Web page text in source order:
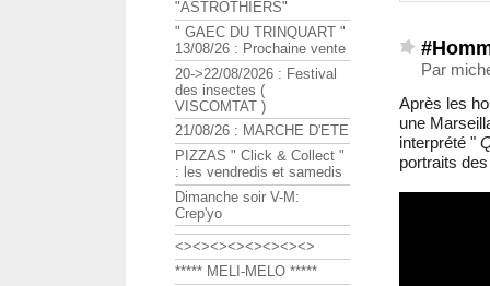
Par
Après les
une
interprété "
portraits
"ASTROTHIERS"
" GAEC DU TRINQUART "
13/08/26 : Prochaine vente
20->22/08/2026 : Festival
des insectes (
VISCOMTAT )
21/08/26 : MARCHE D'ETE
PIZZAS " Click & Collect "
: les vendredis et samedis
Dimanche soir V-M:
Crep'yo
<><><><><><><><>
***** MELI-MELO *****